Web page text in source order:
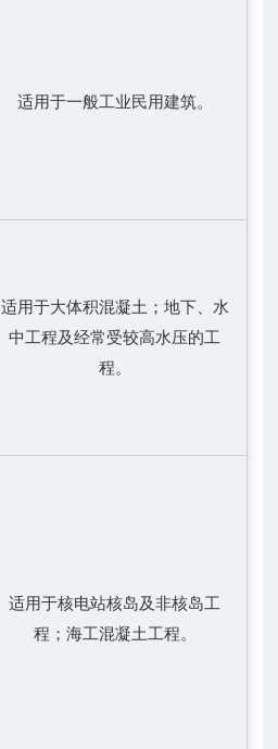
适用于一般工业民用建筑。
适用于大体积混凝土；地下、水
中工程及经常受较高水压的工
程。
适用于核电站核岛及非核岛工
程；海工混凝土工程。